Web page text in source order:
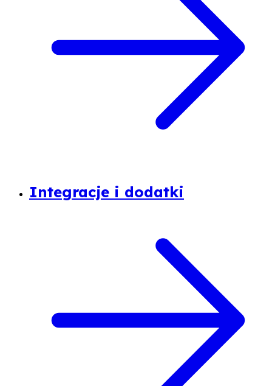
Integracje i dodatki